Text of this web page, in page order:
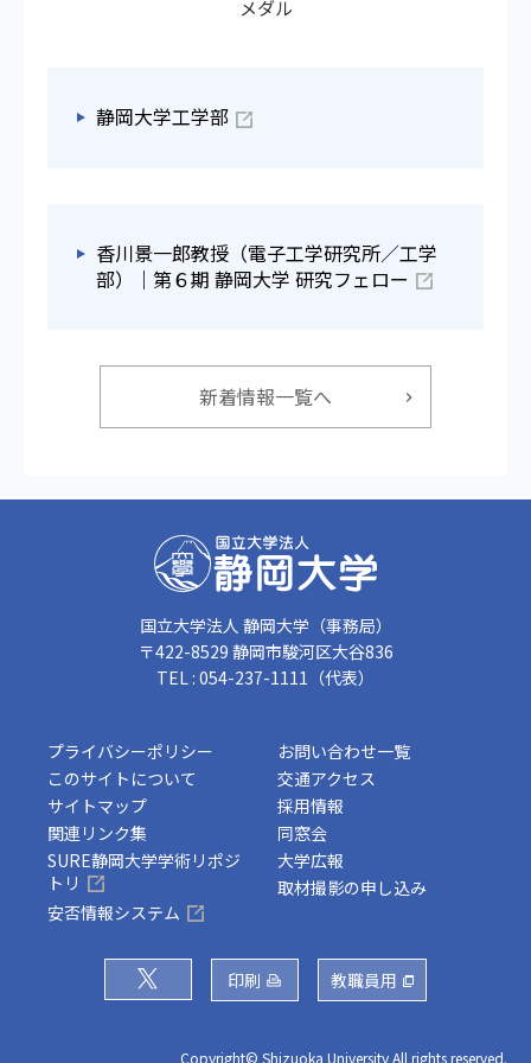
メダル
静岡大学工学部
香川景一郎教授（電子工学研究所／工学
部）｜第６期 静岡大学 研究フェロー
新着情報一覧へ
国立大学法人 静岡大学（事務局）
〒422-8529 静岡市駿河区大谷836
TEL : 054-237-1111（代表）
プライバシーポリシー
このサイトについて
サイトマップ
関連リンク集
お問い合わせ一覧
交通アクセス
採用情報
同窓会
SURE静岡大学学術リポジ
トリ
安否情報システム
大学広報
取材撮影の申し込み
印刷 教職員用
Copyright© Shizuoka University All rights reserved.